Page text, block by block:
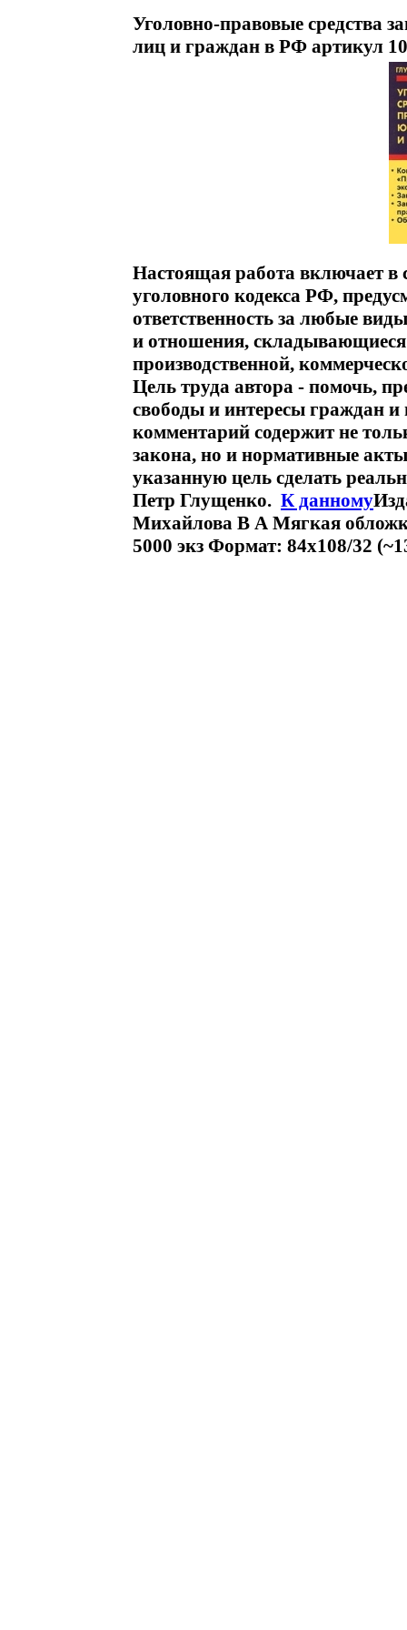
Уголовно-правовые средства
лиц и граждан в РФ артикул
Настоящая работа включает в
уголовного кодекса РФ,
ответственность за любые
и отношения, складывающиеся
производственной,
Цель труда автора - помочь,
свободы и интересы граждан
комментарий содержит не
закона, но и нормативные
указанную цель сделать
Петр Глущенко. К данному
Михайлова В А Мягкая
5000 экз Формат: 84x108/32